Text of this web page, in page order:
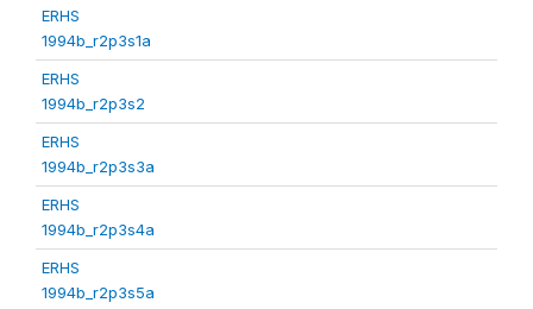
ERHS
1994b_r2p3s1a
ERHS
1994b_r2p3s2
ERHS
1994b_r2p3s3a
ERHS
1994b_r2p3s4a
ERHS
1994b_r2p3s5a